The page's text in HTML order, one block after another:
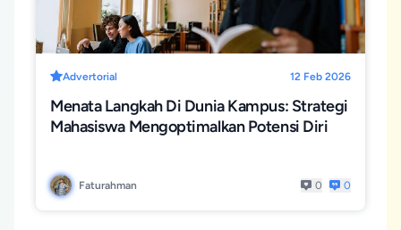
Advertorial 12 Feb 2026
Menata Langkah Di Dunia Kampus: Strategi
Mahasiswa Mengoptimalkan Potensi Diri
Faturahman 0 0